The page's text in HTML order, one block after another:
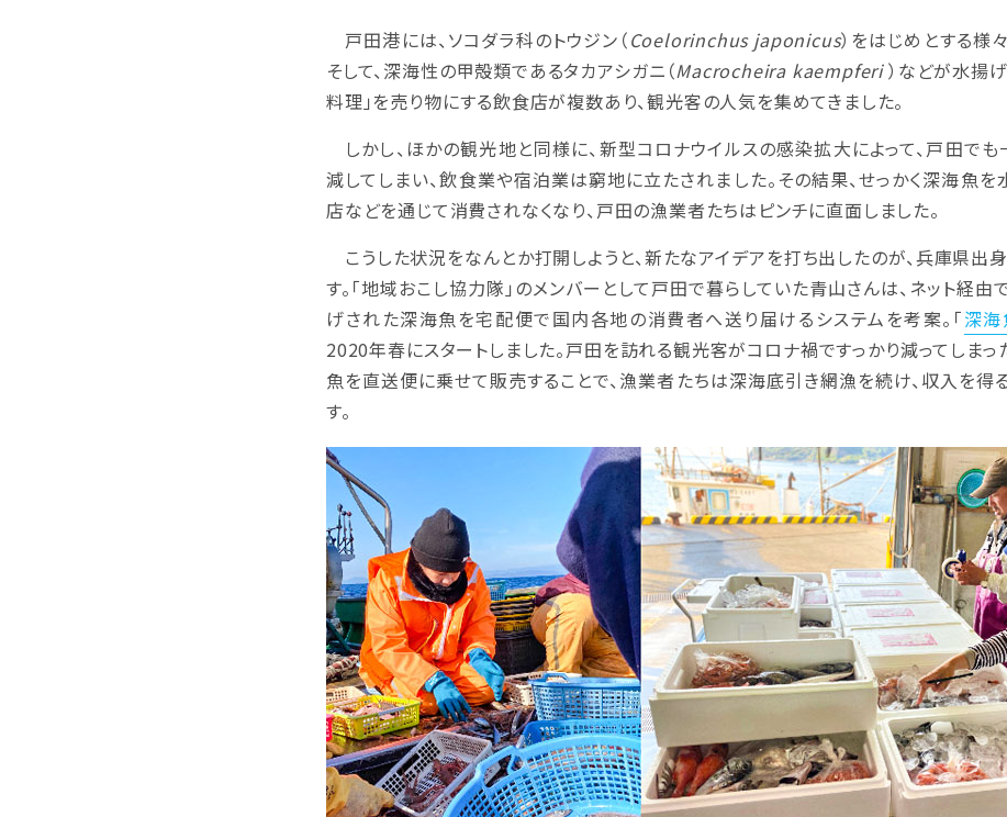
戸田港には、ソコダラ科のトウジン（Coelorinchus japonicus）をはじめとする様
そして、深海性の甲殻類であるタカアシガニ（Macrocheira kaempferi）などが水揚
料理」を売り物にする飲食店が複数あり、観光客の人気を集めてきました。
しかし、ほかの観光地と同様に、新型コロナウイルスの感染拡大によって、戸田で
減してしまい、飲食業や宿泊業は窮地に立たされました。その結果、せっかく深海魚を
店などを通じて消費されなくなり、戸田の漁業者たちはピンチに直面しました。
こうした状況をなんとか打開しようと、新たなアイデアを打ち出したのが、兵庫県出
す。「地域おこし協力隊」のメンバーとして戸田で暮らしていた青山さんは、ネット経由
げされた深海魚を宅配便で国内各地の消費者へ送り届けるシステムを考案。「深海
2020年春にスタートしました。戸田を訪れる観光客がコロナ禍ですっかり減ってしまっ
魚を直送便に乗せて販売することで、漁業者たちは深海底引き網漁を続け、収入を得
す。